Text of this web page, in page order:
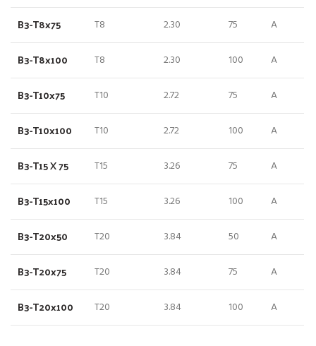
B3-T8x75 T8 2.30 75 A
B3-T8x100 T8 2.30 100 A
B3-T10x75 T10 2.72 75 A
B3-T10x100 T10 2.72 100 A
B3-T15 X 75 T15 3.26 75 A
B3-T15x100 T15 3.26 100 A
B3-T20x50 T20 3.84 50 A
B3-T20x75 T20 3.84 75 A
B3-T20x100 T20 3.84 100 A